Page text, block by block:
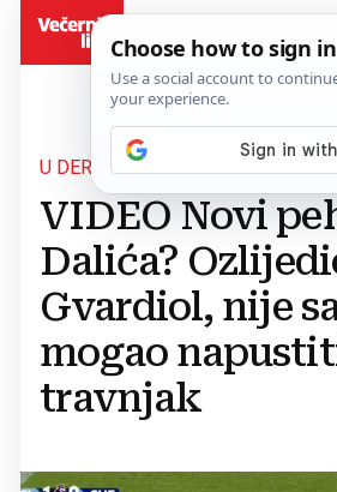
U DERBIJU S CHELSEAJEM
VIDEO Novi
Dalića?
Gvardiol, nije
mogao
travnjak